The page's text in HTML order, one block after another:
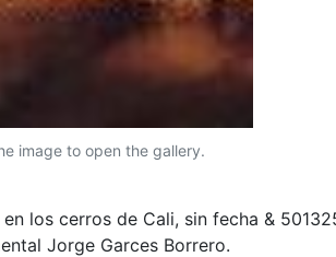
image to open the gallery.
los cerros de Cali, sin fecha &
Jorge Garces Borrero.